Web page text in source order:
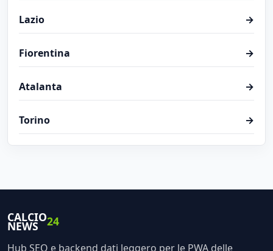
Lazio →
Fiorentina →
Atalanta →
Torino →
CALCIO
NEWS 24
Hub SEO e backend dati leggero per le PWA delle